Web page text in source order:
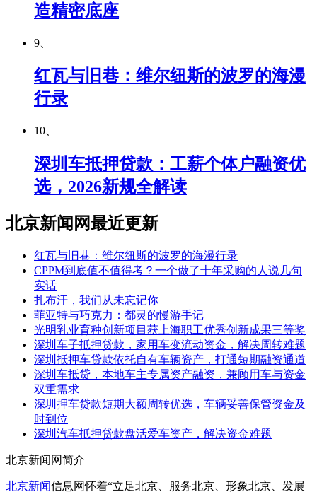
造精密底座
9、
红瓦与旧巷：维尔纽斯的波罗的海漫
行录
10、
深圳车抵押贷款：工薪个体户融资优
选，2026新规全解读
北京新闻网最近更新
红瓦与旧巷：维尔纽斯的波罗的海漫行录
CPPM到底值不值得考？一个做了十年采购的人说几句
实话
扎布汗，我们从未忘记你
菲亚特与巧克力：都灵的慢游手记
光明乳业育种创新项目获上海职工优秀创新成果三等奖
深圳车子抵押贷款，家用车变流动资金，解决周转难题
深圳抵押车贷款依托自有车辆资产，打通短期融资通道
深圳车抵贷，本地车主专属资产融资，兼顾用车与资金
双重需求
深圳押车贷款短期大额周转优选，车辆妥善保管资金及
时到位
深圳汽车抵押贷款盘活爱车资产，解决资金难题
北京新闻网简介
北京新闻信息网怀着“立足北京、服务北京、形象北京、发展